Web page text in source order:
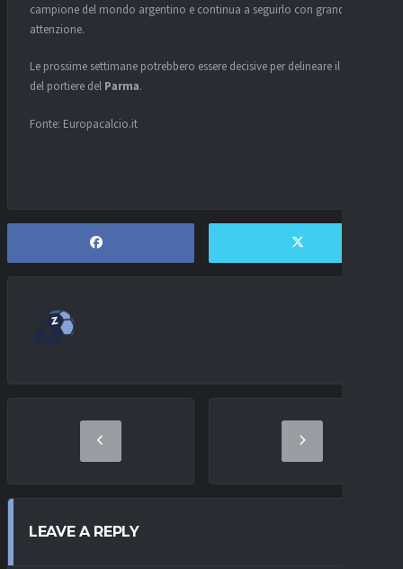
campione del mondo argentino e continua a seguirlo con grande
attenzione.
Le prossime settimane potrebbero essere decisive per delineare il futuro
del portiere del Parma.
Fonte: Europacalcio.it
LEAVE A REPLY